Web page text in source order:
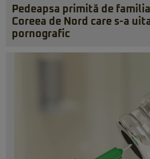
Pedeapsa primită de
Coreea de Nord care s-a
pornografic